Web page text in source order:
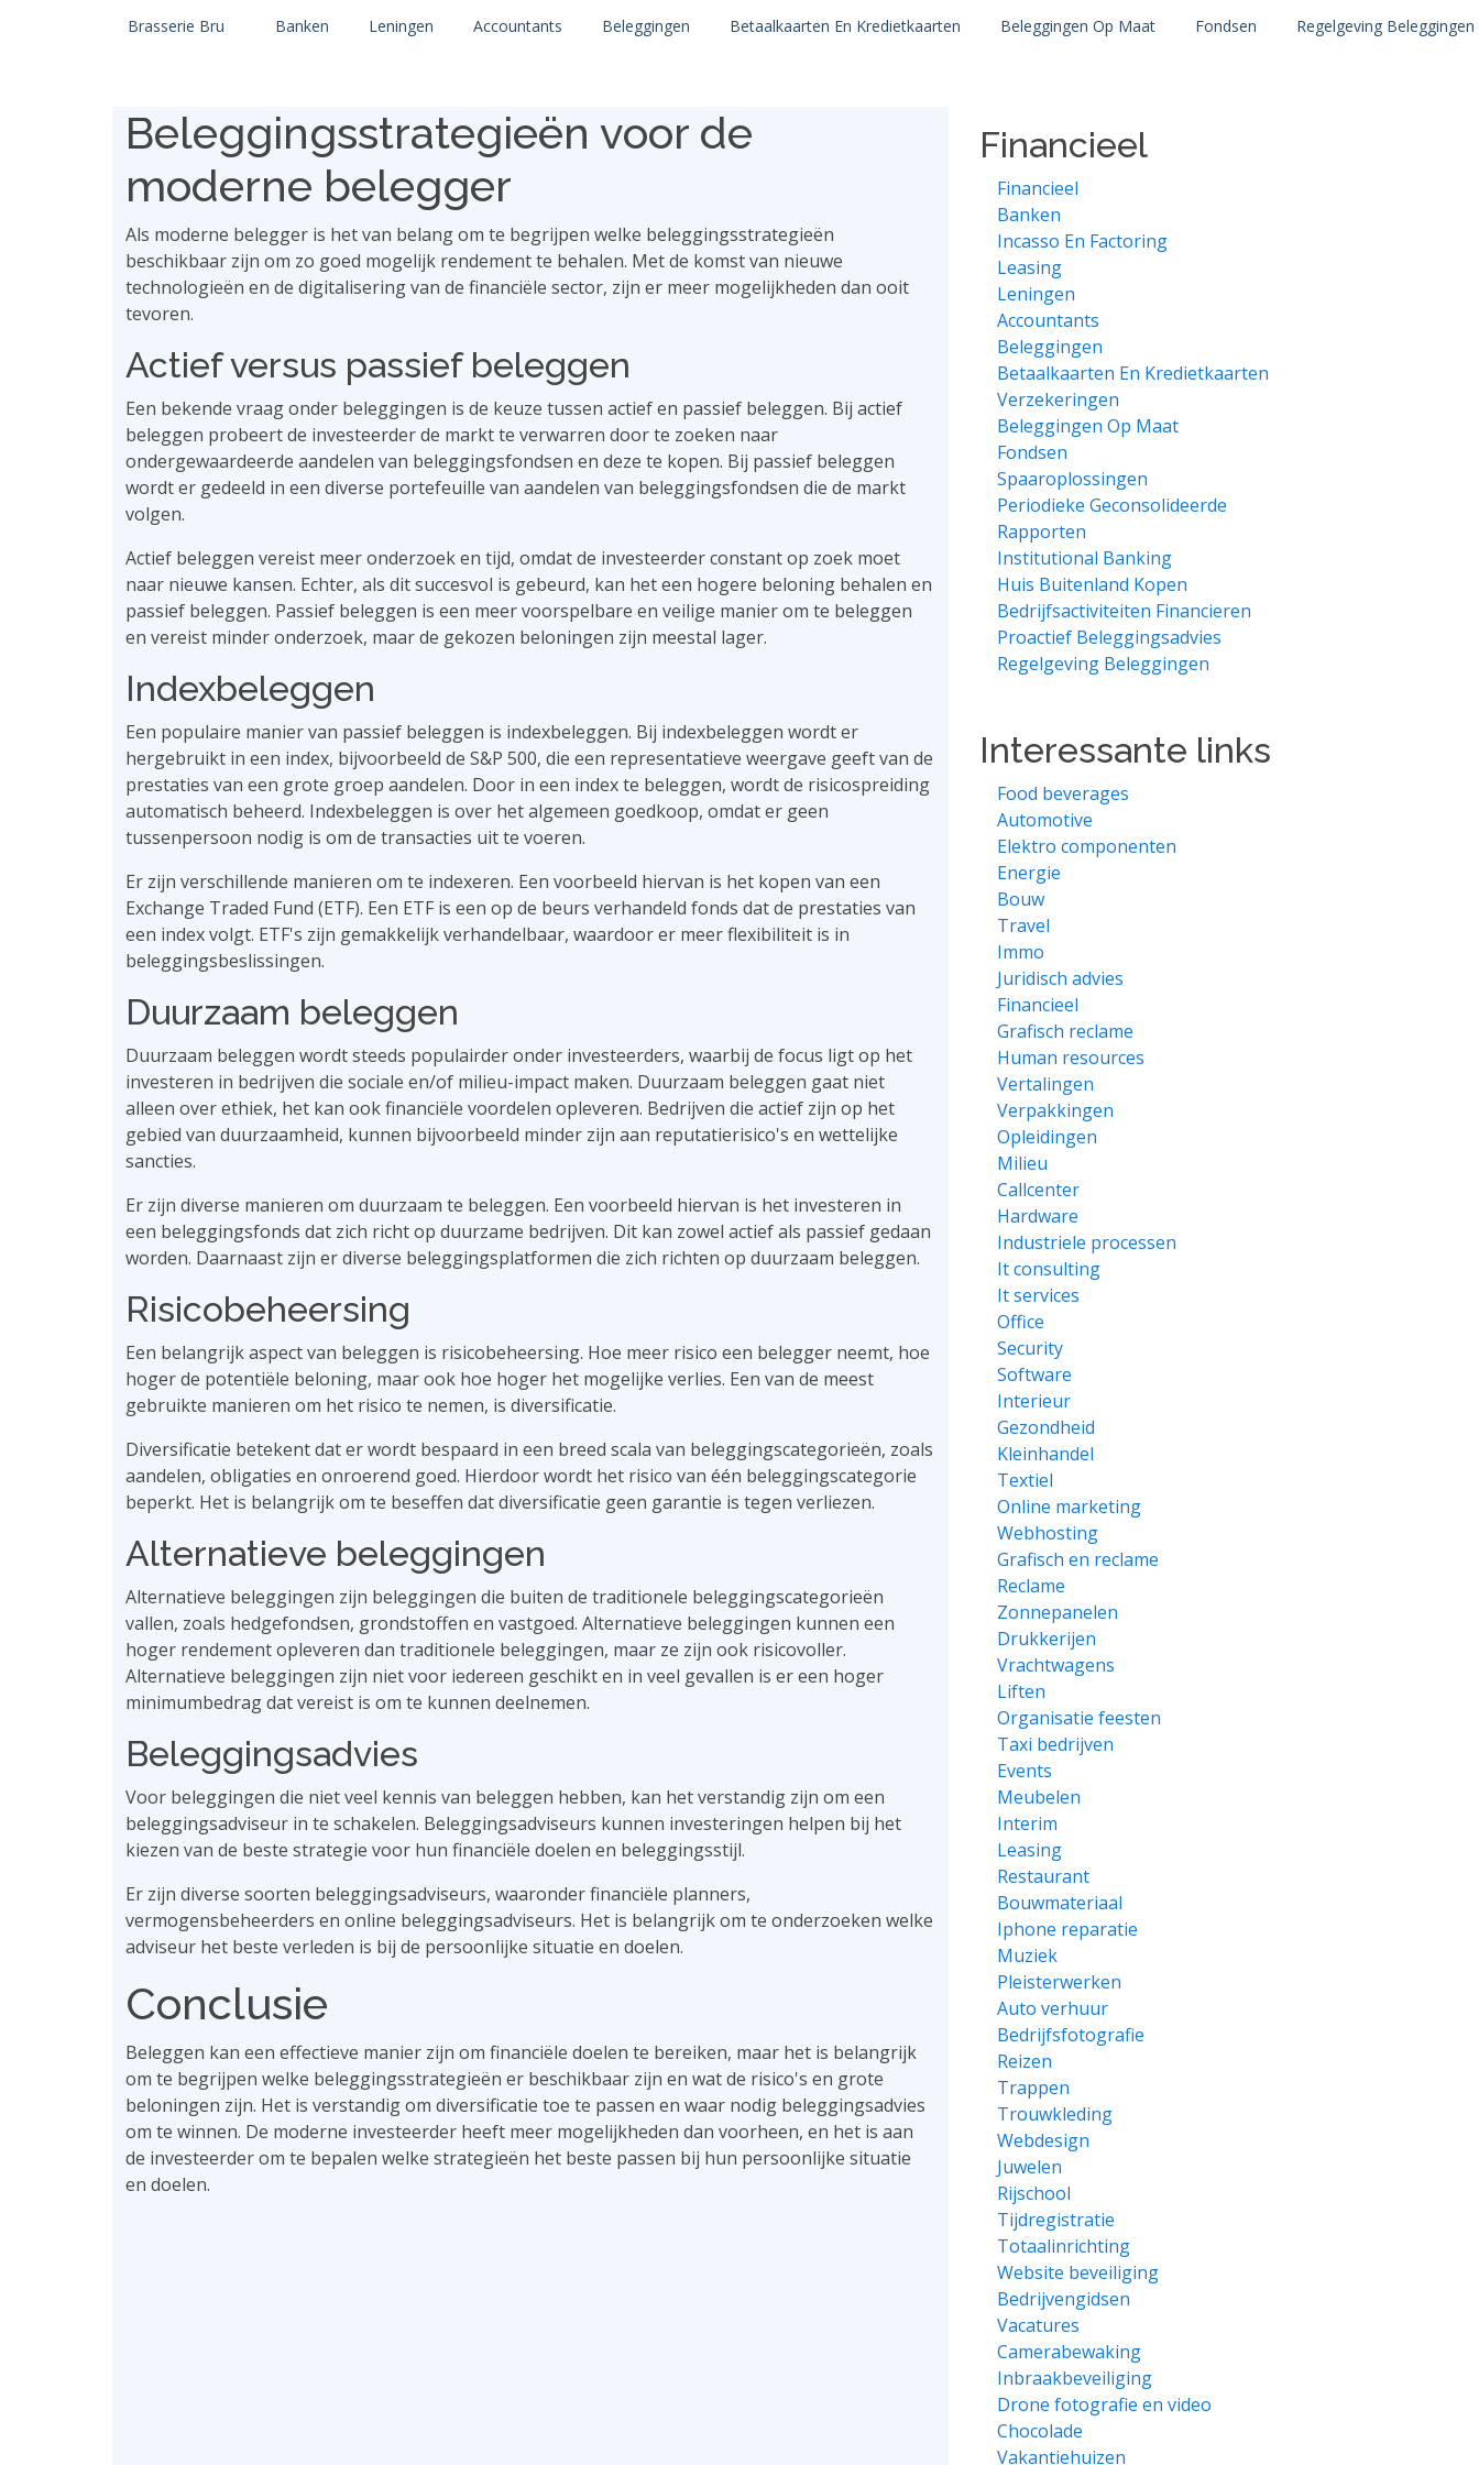
Brasserie Bru Banken Leningen Accountants Beleggingen Betaalkaarten En Kredietkaarten Beleggingen Op Maat Fondsen Regelgeving Beleggingen
Beleggingsstrategieën voor de
moderne belegger
Als moderne belegger is het van belang om te begrijpen welke beleggingsstrategieën
beschikbaar zijn om zo goed mogelijk rendement te behalen. Met de komst van nieuwe
technologieën en de digitalisering van de financiële sector, zijn er meer mogelijkheden dan ooit
tevoren.
Actief versus passief beleggen
Een bekende vraag onder beleggingen is de keuze tussen actief en passief beleggen. Bij actief
beleggen probeert de investeerder de markt te verwarren door te zoeken naar
ondergewaardeerde aandelen van beleggingsfondsen en deze te kopen. Bij passief beleggen
wordt er gedeeld in een diverse portefeuille van aandelen van beleggingsfondsen die de markt
volgen.
Actief beleggen vereist meer onderzoek en tijd, omdat de investeerder constant op zoek moet
naar nieuwe kansen. Echter, als dit succesvol is gebeurd, kan het een hogere beloning behalen en
passief beleggen. Passief beleggen is een meer voorspelbare en veilige manier om te beleggen
en vereist minder onderzoek, maar de gekozen beloningen zijn meestal lager.
Indexbeleggen
Een populaire manier van passief beleggen is indexbeleggen. Bij indexbeleggen wordt er
hergebruikt in een index, bijvoorbeeld de S&P 500, die een representatieve weergave geeft van de
prestaties van een grote groep aandelen. Door in een index te beleggen, wordt de risicospreiding
automatisch beheerd. Indexbeleggen is over het algemeen goedkoop, omdat er geen
tussenpersoon nodig is om de transacties uit te voeren.
Er zijn verschillende manieren om te indexeren. Een voorbeeld hiervan is het kopen van een
Exchange Traded Fund (ETF). Een ETF is een op de beurs verhandeld fonds dat de prestaties van
een index volgt. ETF's zijn gemakkelijk verhandelbaar, waardoor er meer flexibiliteit is in
beleggingsbeslissingen.
Duurzaam beleggen
Duurzaam beleggen wordt steeds populairder onder investeerders, waarbij de focus ligt op het
investeren in bedrijven die sociale en/of milieu-impact maken. Duurzaam beleggen gaat niet
alleen over ethiek, het kan ook financiële voordelen opleveren. Bedrijven die actief zijn op het
gebied van duurzaamheid, kunnen bijvoorbeeld minder zijn aan reputatierisico's en wettelijke
sancties.
Er zijn diverse manieren om duurzaam te beleggen. Een voorbeeld hiervan is het investeren in
een beleggingsfonds dat zich richt op duurzame bedrijven. Dit kan zowel actief als passief gedaan
worden. Daarnaast zijn er diverse beleggingsplatformen die zich richten op duurzaam beleggen.
Risicobeheersing
Een belangrijk aspect van beleggen is risicobeheersing. Hoe meer risico een belegger neemt, hoe
hoger de potentiële beloning, maar ook hoe hoger het mogelijke verlies. Een van de meest
gebruikte manieren om het risico te nemen, is diversificatie.
Diversificatie betekent dat er wordt bespaard in een breed scala van beleggingscategorieën, zoals
aandelen, obligaties en onroerend goed. Hierdoor wordt het risico van één beleggingscategorie
beperkt. Het is belangrijk om te beseffen dat diversificatie geen garantie is tegen verliezen.
Alternatieve beleggingen
Alternatieve beleggingen zijn beleggingen die buiten de traditionele beleggingscategorieën
vallen, zoals hedgefondsen, grondstoffen en vastgoed. Alternatieve beleggingen kunnen een
hoger rendement opleveren dan traditionele beleggingen, maar ze zijn ook risicovoller.
Alternatieve beleggingen zijn niet voor iedereen geschikt en in veel gevallen is er een hoger
minimumbedrag dat vereist is om te kunnen deelnemen.
Beleggingsadvies
Voor beleggingen die niet veel kennis van beleggen hebben, kan het verstandig zijn om een ​​
beleggingsadviseur in te schakelen. Beleggingsadviseurs kunnen investeringen helpen bij het
kiezen van de beste strategie voor hun financiële doelen en beleggingsstijl.
Er zijn diverse soorten beleggingsadviseurs, waaronder financiële planners,
vermogensbeheerders en online beleggingsadviseurs. Het is belangrijk om te onderzoeken welke
adviseur het beste verleden is bij de persoonlijke situatie en doelen.
Conclusie
Beleggen kan een effectieve manier zijn om financiële doelen te bereiken, maar het is belangrijk
om te begrijpen welke beleggingsstrategieën er beschikbaar zijn en wat de risico's en grote
beloningen zijn. Het is verstandig om diversificatie toe te passen en waar nodig beleggingsadvies
om te winnen. De moderne investeerder heeft meer mogelijkheden dan voorheen, en het is aan
de investeerder om te bepalen welke strategieën het beste passen bij hun persoonlijke situatie
en doelen.
Financieel
Financieel
Banken
Incasso En Factoring
Leasing
Leningen
Accountants
Beleggingen
Betaalkaarten En Kredietkaarten
Verzekeringen
Beleggingen Op Maat
Fondsen
Spaaroplossingen
Periodieke Geconsolideerde
Rapporten
Institutional Banking
Huis Buitenland Kopen
Bedrijfsactiviteiten Financieren
Proactief Beleggingsadvies
Regelgeving Beleggingen
Interessante links
Food beverages
Automotive
Elektro componenten
Energie
Bouw
Travel
Immo
Juridisch advies
Financieel
Grafisch reclame
Human resources
Vertalingen
Verpakkingen
Opleidingen
Milieu
Callcenter
Hardware
Industriele processen
It consulting
It services
Office
Security
Software
Interieur
Gezondheid
Kleinhandel
Textiel
Online marketing
Webhosting
Grafisch en reclame
Reclame
Zonnepanelen
Drukkerijen
Vrachtwagens
Liften
Organisatie feesten
Taxi bedrijven
Events
Meubelen
Interim
Leasing
Restaurant
Bouwmateriaal
Iphone reparatie
Muziek
Pleisterwerken
Auto verhuur
Bedrijfsfotografie
Reizen
Trappen
Trouwkleding
Webdesign
Juwelen
Rijschool
Tijdregistratie
Totaalinrichting
Website beveiliging
Bedrijvengidsen
Vacatures
Camerabewaking
Inbraakbeveiliging
Drone fotografie en video
Chocolade
Vakantiehuizen